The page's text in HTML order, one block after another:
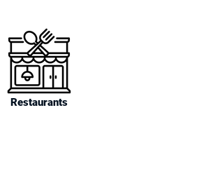
Restaurants